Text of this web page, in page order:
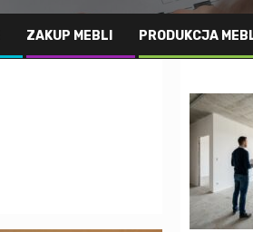
ZAKUP MEBLI PRODUKCJA